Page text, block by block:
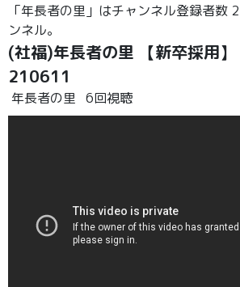
「年長者の里」はチャンネル登録者数
ンネル。
(社福)年長者の里 【新卒採用
210611
年長者の里 6回視聴